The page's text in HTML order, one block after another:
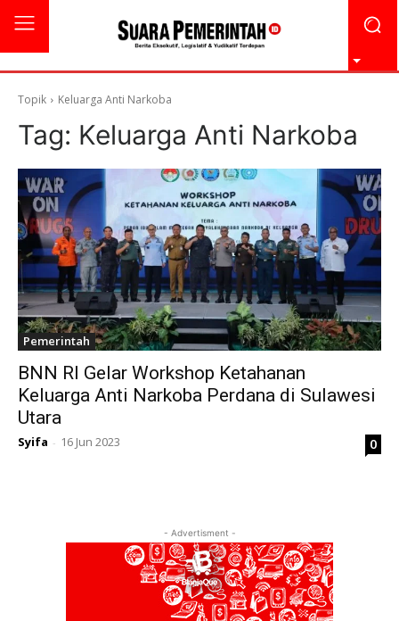
Topik Keluarga Anti Narkoba
Tag: Keluarga Anti Narkoba
Pemerintah
BNN RI Gelar Workshop Ketahanan
Keluarga Anti Narkoba Perdana di Sulawesi
Utara
Syifa - 16 Jun 2023 0
- Advertisment -